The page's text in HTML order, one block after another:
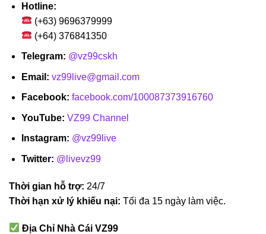
Hotline:
(+63) 9696379999
(+64) 376841350
Telegram: @vz99cskh
Email: vz99live@gmail.com
Facebook: facebook.com/100087373916760
YouTube: VZ99 Channel
Instagram: @vz99live
Twitter: @livevz99
Thời gian hỗ trợ: 24/7
Thời hạn xử lý khiếu nại: Tối đa 15 ngày làm việc.
Địa Chỉ Nhà Cái VZ99